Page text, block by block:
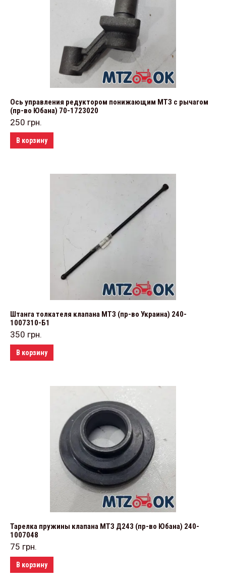
Ось управления редуктором понижающим МТЗ с рычагом
(пр-во Юбана) 70-1723020
250 грн.
В корзину
Штанга толкателя клапана МТЗ (пр-во Украина) 240-
1007310-Б1
350 грн.
В корзину
Тарелка пружины клапана МТЗ Д243 (пр-во Юбана) 240-
1007048
75 грн.
В корзину